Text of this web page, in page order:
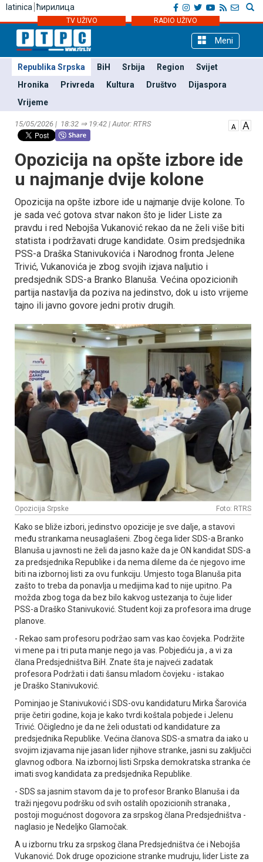
latinica ћирилица
TV UŽIVO RADIO UŽIVO
Meni
Republika Srpska BiH Srbija Region
Svijet
Hronika
Privreda Kultura Društvo
Dijaspora
Vrijeme
15/05/2026 | 18:32 ⇒ 19:42 | Autor: RTRS
Opozicija na opšte izbore ide
u najmanje dvije kolone
Opozicija na opšte izbore ide u najmanje dvije kolone. To
je sada već gotova stvar nakon što je lider Liste za
pravdu i red Nebojša Vukanović rekao da ne želi više biti
statista i podržavati druge kandidate. Osim predsjednika
PSS-a Draška Stanivukovića i Narodnog fronta Јelene
Trivić, Vukanovića je zbog svojih izjava naljutio i
predsjednik SDS-a Branko Blanuša. Većina opozicionih
partija nastavlja da poziva na jedinstvo, dok u isto vrijeme
tajno ili javno govore jedni protiv drugih.
Opozicija Srpske Foto: RTRS
Kako se bliže izbori, jedinstvo opozicije je sve dalje, a stavovi
među strankama neusaglašeni. Zbog čega lider SDS-a Branko
Blanuša u javnosti ne želi da jasno kaže da je ON kandidat SDS-a
za predsjednika Republike i da nema dileme da će njegovo ime
biti na izbornoj listi za ovu funkciju. Umjesto toga Blanuša pita
zašto to treba da ponavlja u medijima kad to nije upitno. Pa
možda zbog toga da bez bilo kakvog ustezanja to čuje lider
PSS-a Draško Stanivuković. Student koji za profesora ima druge
planove.
- Rekao sam profesoru podržao sam vas kao čovjeka. Podržite
vi mene pa i tri puta manje nego ja vas. Pobjediću ja , a vi za
člana Predsjedništva BiH. Znate šta je najveći zadatak
profesora Podržati i dati šansu mladom čovjeku - istakao
je Draško Stanivuković.
Pominjao je Stanivuković i SDS-ovu kandidaturu Mirka Šarovića
prije četiri godine, koja je kako tvrdi koštala pobjede i Јelenu
Trivić. Očigledno je da ne želi odustati od kandidature za
predsjednika Republike. Većina članova SDS-a smatra da iako u
svojim izjavama nije jasan lider njihove stranke, jasni su zaključci
glavnog odbora. Na izbornoj listi Srpska demokratska stranka će
imati svog kandidata za predsjednika Republike.
- SDS sa jasnim stavom da je to profesor Branko Blanuša i da
traži njegovu podršku od svih ostalih opozicionih stranaka ,
postoji mogućnost dogovora za srpskog člana Predsjedništva -
naglasio je Nedeljko Glamočak.
A u izbornu trku za srpskog člana Predsjedništva će i Nebojša
Vukanović. Dok druge opozicione stranke mudruju, lider Liste za